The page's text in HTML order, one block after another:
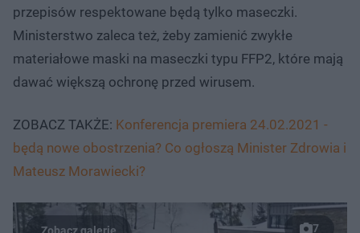
przepisów respektowane będą tylko maseczki.
Ministerstwo zaleca też, żeby zamienić zwykłe
materiałowe maski na maseczki typu FFP2, które mają
dawać większą ochronę przed wirusem.
ZOBACZ TAKŻE: Konferencja premiera 24.02.2021 -
będą nowe obostrzenia? Co ogłoszą Minister Zdrowia i
Mateusz Morawiecki?
7